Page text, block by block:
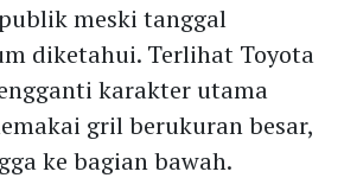
meski tanggal
diketahui. Terlihat Toyota
karakter utama
gril berukuran besar,
ke bagian bawah.